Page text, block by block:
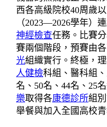
西各高級院校40周歲
（2023—2026學年）
神經檢查任務。比賽
賽兩個階段，預賽由
光組織實行。終極，
人健檢科組、醫科組
名、50名、44名、25
樂取得各康德診所組
舉餐與加入全國高校青